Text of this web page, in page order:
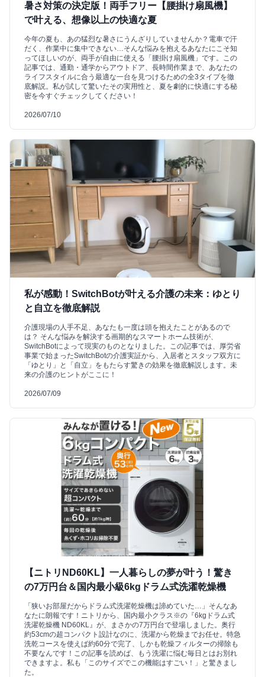
暑さ対策の決定版！両手フリー【腰掛け扇風機】
で叶える、想像以上の快適な夏
今年の夏も、あの猛烈な暑さにうんざりしていませんか？電車で汗
だく、作業中に集中できない…そんな悩みを抱えるあなたにこそ知
ってほしいのが、両手が自由に使える「腰掛け扇風機」です。この
記事では、通勤・通学からアウトドア、長時間作業まで、あなたの
ライフスタイルに合う最適な一台を見つけるための全3タイプを徹
底解説。私が試して驚いたその実用性と、夏を劇的に快適にする秘
密を今すぐチェックしてください！
2026/07/10
私が感動！SwitchBotが叶える介護の未来：ゆとり
と自立を徹底解説
介護現場の人手不足、あなたも一度は頭を抱えたことがあるので
は？ そんな悩みを解決する画期的なスマートホーム技術が、
SwitchBotによって現実のものとなりました。この記事では、厚労省
事業で始まったSwitchBotの介護実証から、入居者とスタッフ双方に
「ゆとり」と「自立」をもたらす驚きの効果を徹底解説します。未
来の介護のヒントがここに！
2026/07/09
【ニトリND60KL】一人暮らしの夢が叶う！驚き
の7万円台＆国内最小級6kgドラム式洗濯乾燥機
「狭いお部屋だからドラム式洗濯乾燥機は諦めていた…」そんなあ
なたに朗報です！ニトリから、国内最小クラス※の『6kgドラム式
洗濯乾燥機 ND60KL』が、まさかの7万円台で登場しました。奥行
約53cmの超コンパクト設計なのに、洗濯から乾燥までお任せ。特急
洗乾コースを使えば約60分で完了、しかも乾燥フィルターの掃除も
不要なんです！この記事を読めば、もう洗濯に悩む毎日とはお別れ
できますよ。私も「このサイズでこの機能はすごい！」と驚きまし
た。